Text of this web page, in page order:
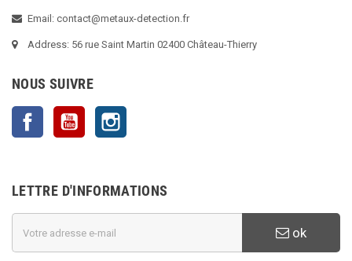
Email: contact@metaux-detection.fr
Address: 56 rue Saint Martin 02400 Château-Thierry
NOUS SUIVRE
Facebook YouTube
LETTRE D'INFORMATIONS
ok